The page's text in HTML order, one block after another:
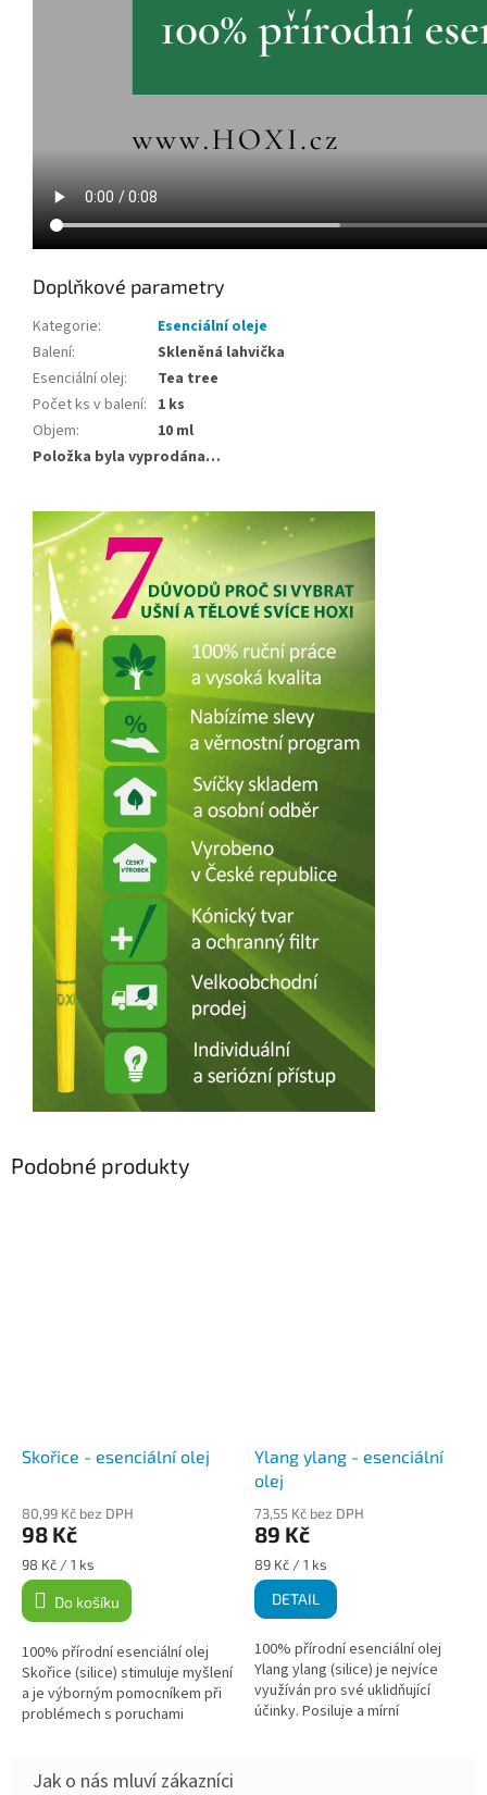
Doplňkové parametry
Kategorie:
Esenciální oleje
Balení:
Skleněná lahvička
Esenciální olej:
Tea tree
Počet ks v balení: 1 ks
Objem:
10 ml
Položka byla vyprodána…
Podobné produkty
Skořice - esenciální olej
80,99 Kč bez DPH
98 Kč
Měrná
cena:
98 Kč / 1 ks
Do košíku
100% přírodní esenciální olej
Skořice (silice) stimuluje myšlení
a je výborným pomocníkem při
problémech s poruchami
při...
Ylang ylang - esenciální
olej
73,55 Kč bez DPH
89 Kč
Měrná
cena:
89 Kč / 1 ks
DETAIL
100% přírodní esenciální olej
Ylang ylang (silice) je nejvíce
využíván pro své uklidňující
účinky. Posiluje a mírní